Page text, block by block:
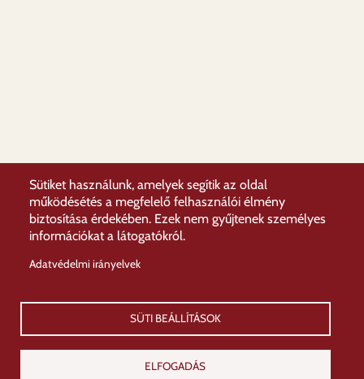
Sütiket használunk, amelyek segítik az oldal
működésétés a megfelelő felhasználói élmény
biztosítása érdekében. Ezek nem gyűjtenek személyes
információkat a látogatókról.
Adatvédelmi irányelvek
SÜTI BEÁLLÍTÁSOK
ELFOGADÁS